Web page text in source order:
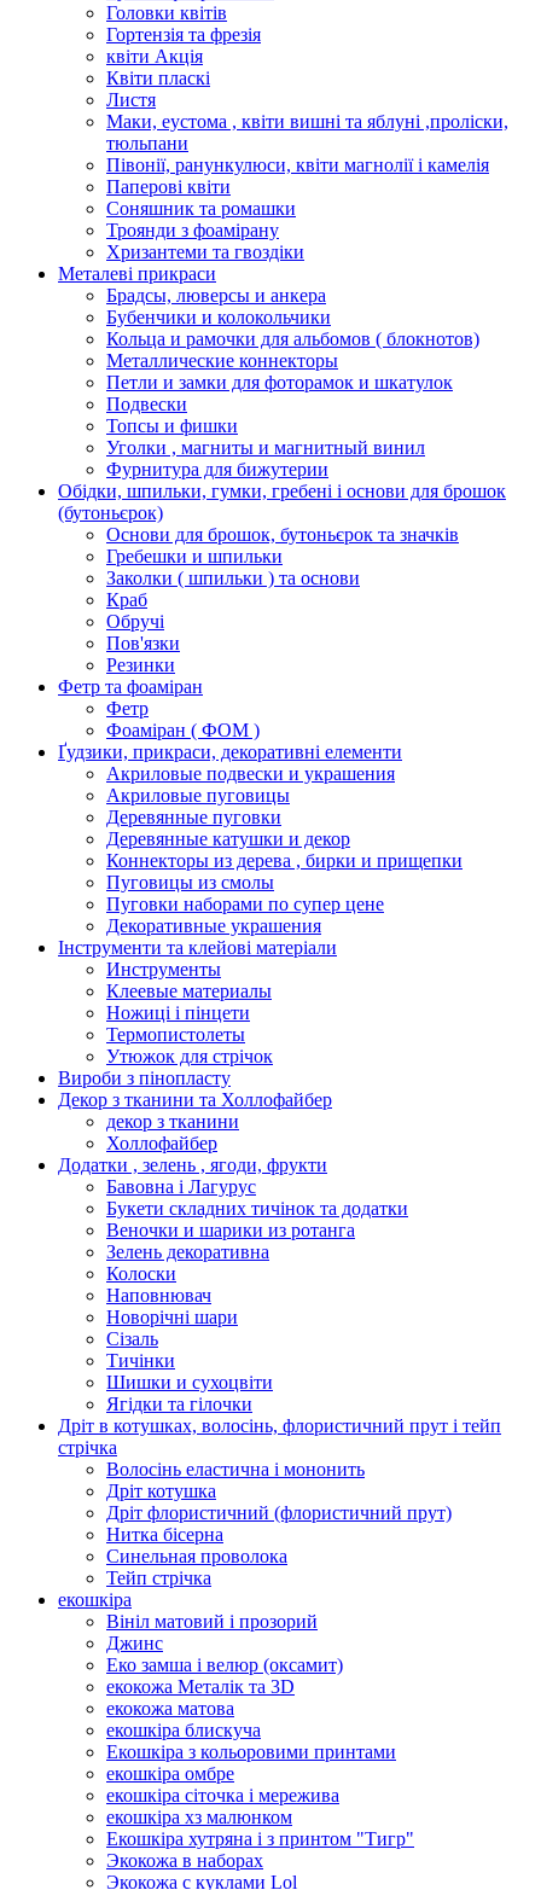
Головки квітів
Гортензія та фрезія
квіти Акція
Квіти пласкі
Листя
Маки, еустома , квіти вишні та яблуні ,проліски,
тюльпани
Півонії, ранункулюси, квіти магнолії і камелія
Паперові квіти
Соняшник та ромашки
Троянди з фоамірану
Хризантеми та гвоздіки
Металеві прикраси
Брадсы, люверсы и анкера
Бубенчики и колокольчики
Кольца и рамочки для альбомов ( блокнотов)
Металлические коннекторы
Петли и замки для фоторамок и шкатулок
Подвески
Топсы и фишки
Уголки , магниты и магнитный винил
Фурнитура для бижутерии
Обідки, шпильки, гумки, гребені і основи для брошок
(бутоньєрок)
Основи для брошок, бутоньєрок та значків
Гребешки и шпильки
Заколки ( шпильки ) та основи
Краб
Обручі
Пов'язки
Резинки
Фетр та фоаміран
Фетр
Фоаміран ( ФОМ )
Ґудзики, прикраси, декоративні елементи
Акриловые подвески и украшения
Акриловые пуговицы
Деревянные пуговки
Деревянные катушки и декор
Коннекторы из дерева , бирки и прищепки
Пуговицы из смолы
Пуговки наборами по супер цене
Декоративные украшения
Інструменти та клейові матеріали
Инструменты
Клеевые материалы
Ножиці і пінцети
Термопистолеты
Утюжок для стрічок
Вироби з пінопласту
Декор з тканини та Холлофайбер
декор з тканини
Холлофайбер
Додатки , зелень , ягоди, фрукти
Бавовна і Лагурус
Букети складних тичінок та додатки
Веночки и шарики из ротанга
Зелень декоративна
Колоски
Наповнювач
Новорічні шари
Сізаль
Тичінки
Шишки и сухоцвіти
Ягідки та гілочки
Дріт в котушках, волосінь, флористичний прут і тейп
стрічка
Волосінь еластична і мононить
Дріт котушка
Дріт флористичний (флористичний прут)
Нитка бісерна
Синельная проволока
Тейп стрічка
екошкіра
Вініл матовий і прозорий
Джинс
Еко замша і велюр (оксамит)
екокожа Металік та 3D
екокожа матова
екошкіра блискуча
Екошкіра з кольоровими принтами
екошкіра омбре
екошкіра сіточка і мережива
екошкіра хз малюнком
Екошкіра хутряна і з принтом "Тигр"
Экокожа в наборах
Экокожа с куклами Lol